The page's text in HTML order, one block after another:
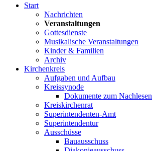
Start
Nachrichten
Veranstaltungen
Gottesdienste
Musikalische Veranstaltungen
Kinder & Familien
Archiv
Kirchenkreis
Aufgaben und Aufbau
Kreissynode
Dokumente zum Nachlesen
Kreiskirchenrat
Superintendenten-Amt
Superintendentur
Ausschüsse
Bauausschuss